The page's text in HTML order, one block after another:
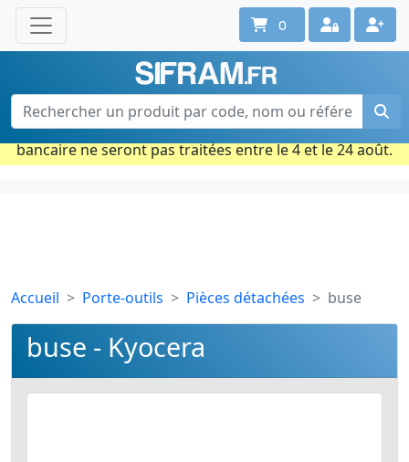
Une question ? Un conseil ?
Contactez-nous au 02 40 92 17 71
Ouvert du lun. au vend. de 08h à 18h
Période estivale : Les commandes prises par carte
bancaire ne seront pas traitées entre le 4 et le 24 août.
0
Accueil Porte-outils Pièces détachées buse
buse - Kyocera